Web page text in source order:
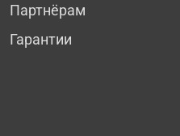
Партнёрам
Гарантии